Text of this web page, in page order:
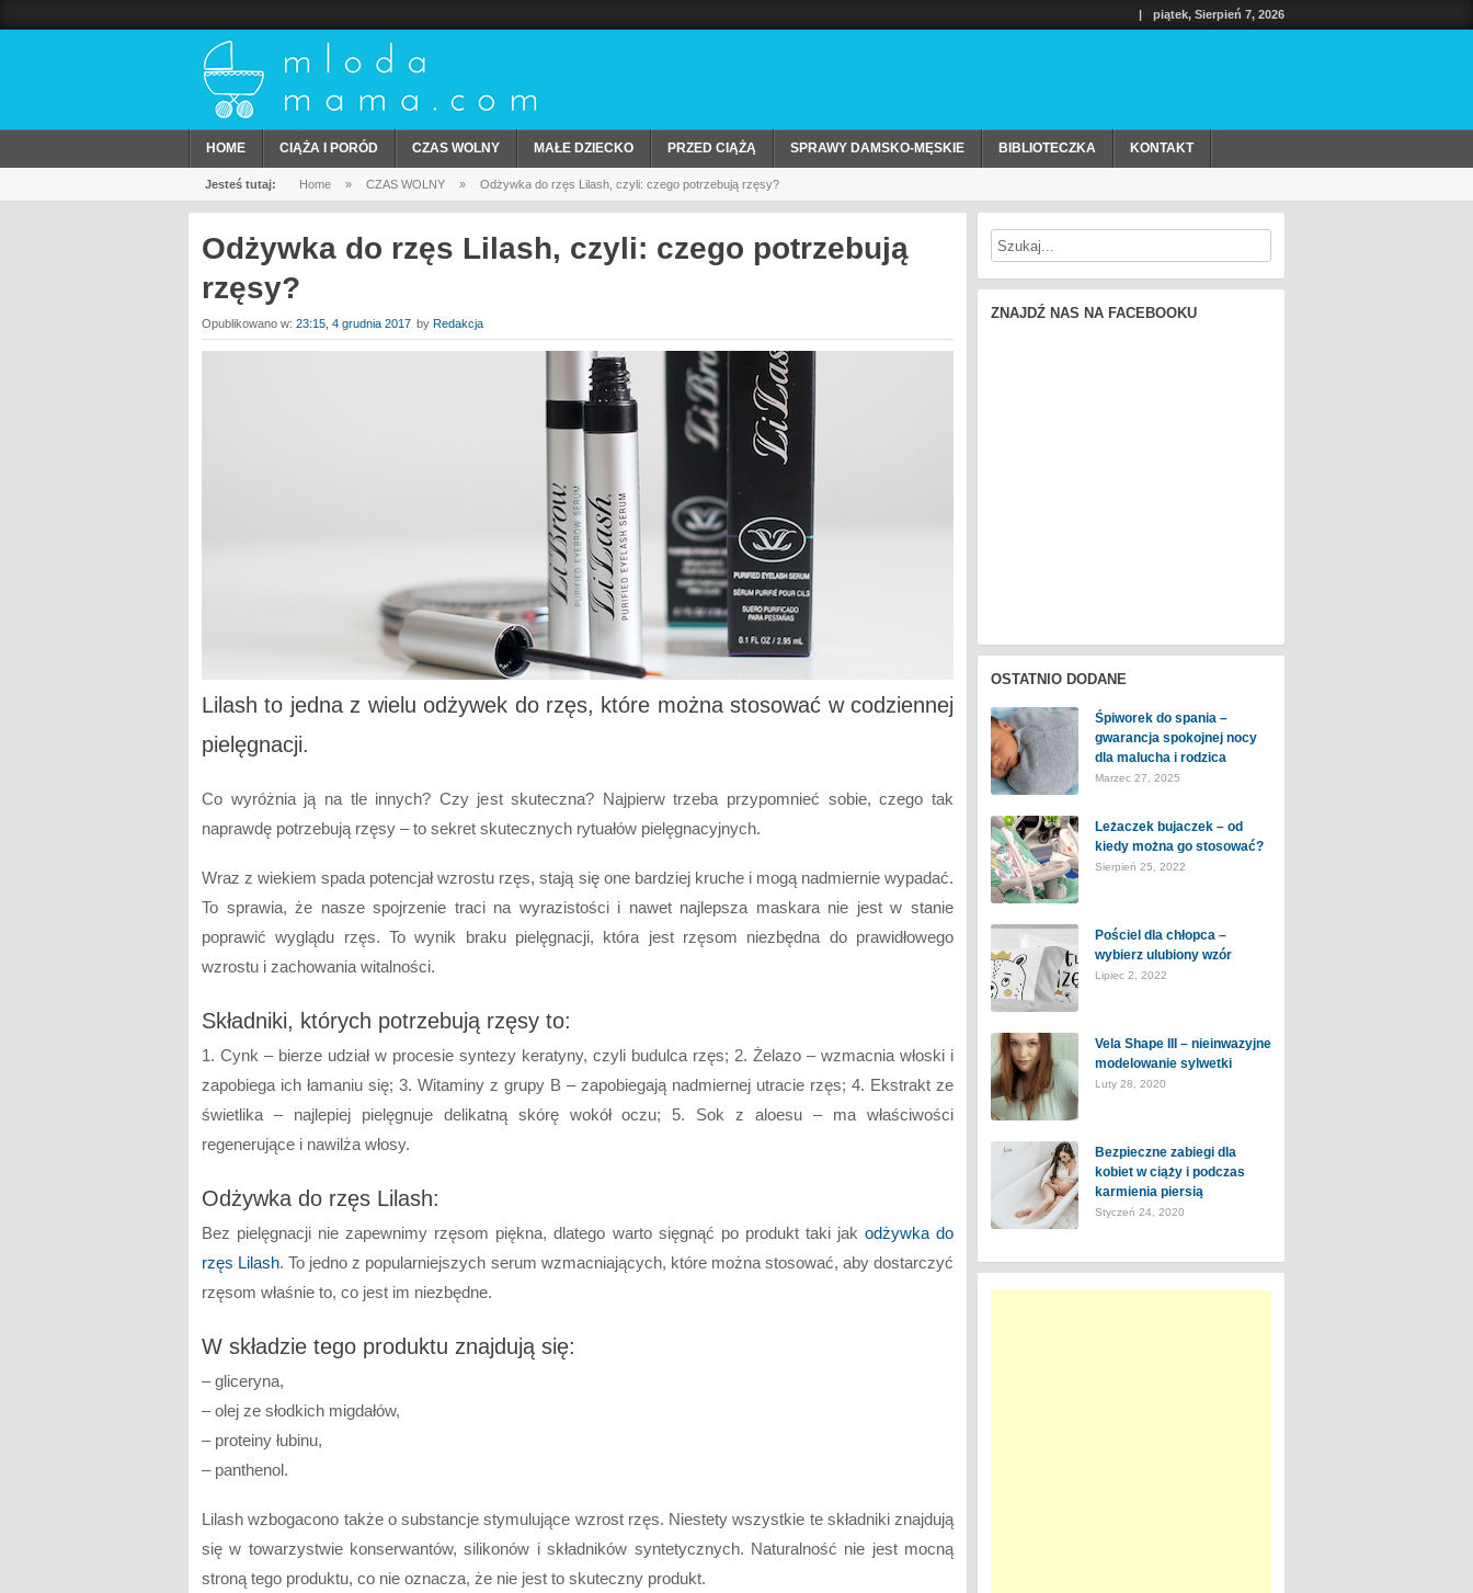
| piątek, Sierpień 7, 2026
HOME CIĄŻA I PORÓD CZAS WOLNY MAŁE DZIECKO PRZED CIĄŻĄ SPRAWY DAMSKO-MĘSKIE BIBLIOTECZKA KONTAKT
Jesteś tutaj: Home » CZAS WOLNY » Odżywka do rzęs Lilash, czyli: czego potrzebują rzęsy?
Odżywka do rzęs Lilash, czyli: czego potrzebują
rzęsy?
Opublikowano w: 23:15, 4 grudnia 2017 by Redakcja
Lilash to jedna z wielu odżywek do rzęs, które można stosować w codziennej
pielęgnacji.
Co wyróżnia ją na tle innych? Czy jest skuteczna? Najpierw trzeba przypomnieć sobie, czego tak
naprawdę potrzebują rzęsy – to sekret skutecznych rytuałów pielęgnacyjnych.
Wraz z wiekiem spada potencjał wzrostu rzęs, stają się one bardziej kruche i mogą nadmiernie wypadać.
To sprawia, że nasze spojrzenie traci na wyrazistości i nawet najlepsza maskara nie jest w stanie
poprawić wyglądu rzęs. To wynik braku pielęgnacji, która jest rzęsom niezbędna do prawidłowego
wzrostu i zachowania witalności.
Składniki, których potrzebują rzęsy to:
1. Cynk – bierze udział w procesie syntezy keratyny, czyli budulca rzęs; 2. Żelazo – wzmacnia włoski i
zapobiega ich łamaniu się; 3. Witaminy z grupy B – zapobiegają nadmiernej utracie rzęs; 4. Ekstrakt ze
świetlika – najlepiej pielęgnuje delikatną skórę wokół oczu; 5. Sok z aloesu – ma właściwości
regenerujące i nawilża włosy.
Odżywka do rzęs Lilash:
Bez pielęgnacji nie zapewnimy rzęsom piękna, dlatego warto sięgnąć po produkt taki jak odżywka do
rzęs Lilash. To jedno z popularniejszych serum wzmacniających, które można stosować, aby dostarczyć
rzęsom właśnie to, co jest im niezbędne.
W składzie tego produktu znajdują się:
– gliceryna,
– olej ze słodkich migdałów,
– proteiny łubinu,
– panthenol.
Lilash wzbogacono także o substancje stymulujące wzrost rzęs. Niestety wszystkie te składniki znajdują
się w towarzystwie konserwantów, silikonów i składników syntetycznych. Naturalność nie jest mocną
stroną tego produktu, co nie oznacza, że nie jest to skuteczny produkt.
ZNAJDŹ NAS NA FACEBOOKU
OSTATNIO DODANE
Śpiworek do spania –
gwarancja spokojnej nocy
dla malucha i rodzica
Marzec 27, 2025
Leżaczek bujaczek – od
kiedy można go stosować?
Sierpień 25, 2022
Pościel dla chłopca –
wybierz ulubiony wzór
Lipiec 2, 2022
Vela Shape III – nieinwazyjne
modelowanie sylwetki
Luty 28, 2020
Bezpieczne zabiegi dla
kobiet w ciąży i podczas
karmienia piersią
Styczeń 24, 2020